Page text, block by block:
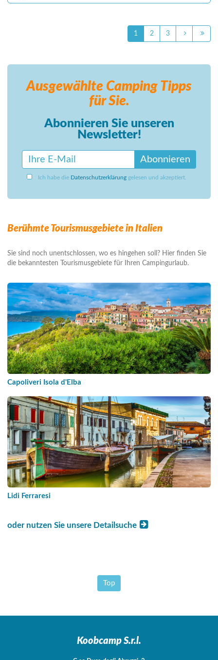
1 2 3
Ausgewählte Camping Tipps
für Sie.
Abonnieren Sie unseren
Newsletter!
Abonnieren
Ich habe die Datenschutzerklärung gelesen und akzeptiert.
Berühmte Tourismusgebiete in Italien
Sie sind noch unentschlossen, wo es hingehen soll? Hier finden Sie
die bekanntesten Tourismusgebiete für Ihren Campingurlaub.
Capoliveri Isola d'Elba
Lidi Ferraresi
oder nutzen Sie unsere Detailsuche
Top
Koobcamp S.r.l.